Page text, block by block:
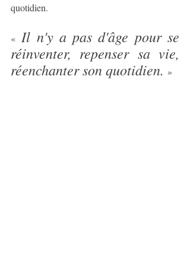
quotidien.
« Il n'y a pas d'âge pour se
réinventer, repenser sa vie,
réenchanter son quotidien. »